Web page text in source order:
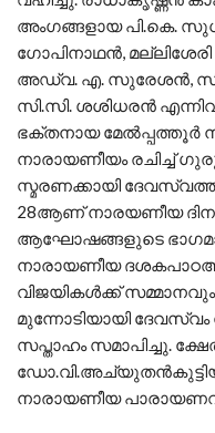
അംഗങ്ങളായ പി.കെ.
ഗോപിനാഥന്‍,
അഡ്വ. എ. സുരേശന്‍,
സി.സി. ശശിധരന്‍
ഭക്തനായ മേല്‍പ്പത്തൂര്‍
നാരായണീയം രചിച്ച്
സ്മരണക്കായി
28ആണ് നാരയണീയ
ആഘോഷങ്ങളുടെ
നാരായണീയ
വിജയികള്‍ക്ക്
മുന്നോടിയായി
സപ്താഹം സമാപിച്ചു.
നാരായണീയ